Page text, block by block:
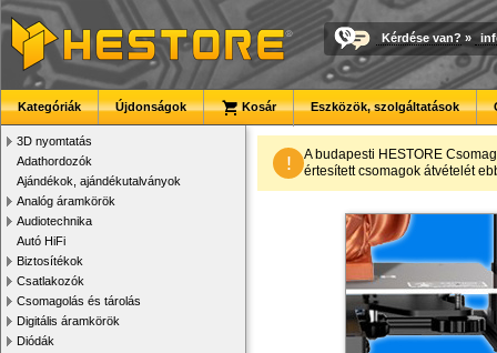
Kérdése van? »
Kategóriák Újdonságok Kosár Eszközök, szolgáltatások
3D nyomtatás
Adathordozók
Ajándékok, ajándékutalványok
Analóg áramkörök
Audiotechnika
Autó HiFi
Biztosítékok
Csatlakozók
Csomagolás és tárolás
Digitális áramkörök
Diódák
!
A budapesti HESTORE
értesített csomagok átvételét
Modulvilág
Fejlesztés, szórakozás
Új PLA
Kiváló árfekvésű, sok
Megbízható
Új, modern